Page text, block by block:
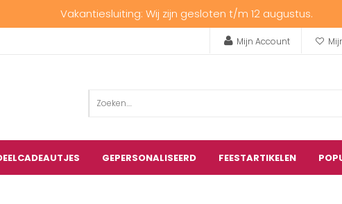
Vakantiesluiting: Wij zijn gesloten t/m 12 augustus.
Mijn Account
GEPERSONALISEERD FEESTARTIKELEN